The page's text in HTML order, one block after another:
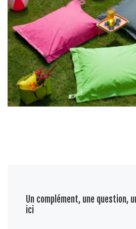
Un complément, une question,
ici